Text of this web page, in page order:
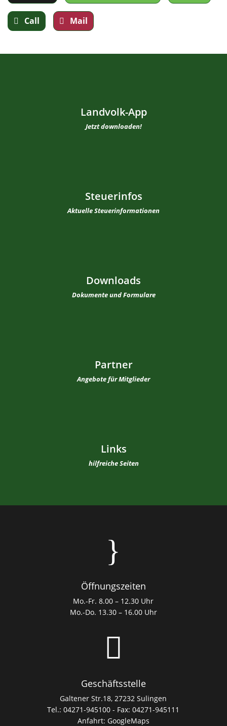
Call Mail
Landvolk-App
Jetzt downloaden!
Steuerinfos
Aktuelle Steuerinformationen
Downloads
Dokumente und Formulare
Partner
Angebote für Mitglieder
Links
hilfreiche Seiten
}
Öffnungszeiten
Mo.-Fr. 8.00 – 12.30 Uhr
Mo.-Do. 13.30 – 16.00 Uhr

Geschäftsstelle
Galtener Str.18, 27232 Sulingen
Tel.: 04271-945100 - Fax: 04271-945111
Anfahrt: GoogleMaps